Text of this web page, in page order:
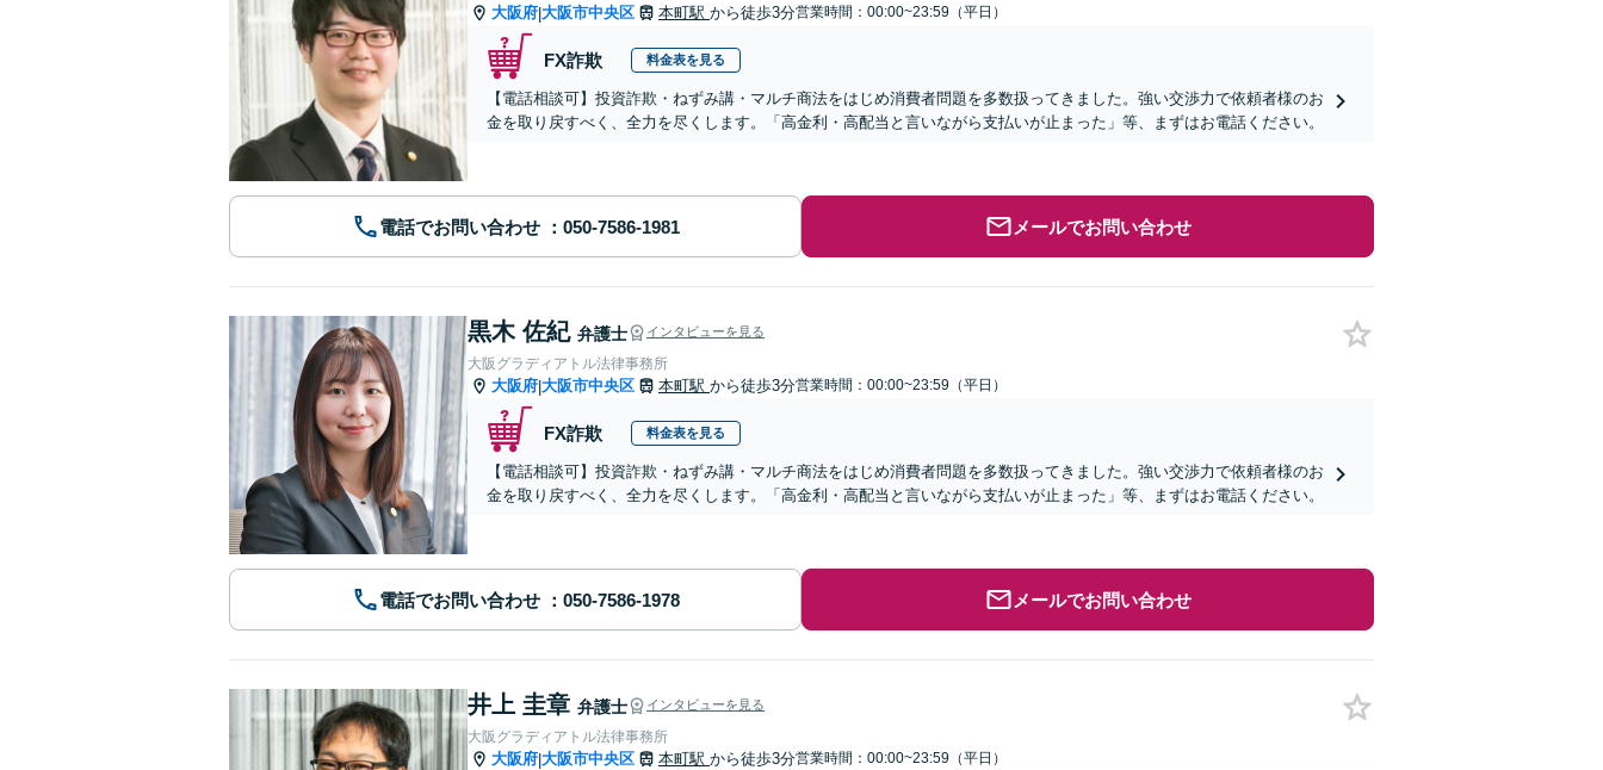
大阪府|大阪市中央区 本町駅 から徒歩3分営業時間：00:00~23:59（平日）
FX詐欺 料金表を見る
【電話相談可】投資詐欺・ねずみ講・マルチ商法をはじめ消費者問題を多数扱ってきました。強い交渉力で依頼者様のお
金を取り戻すべく、全力を尽くします。「高金利・高配当と言いながら支払いが止まった」等、まずはお電話ください。
電話でお問い合わせ メールでお問い合わせ
黒木 佐紀 弁護士 インタビューを見る
大阪グラディアトル法律事務所
大阪府|大阪市中央区 本町駅 から徒歩3分営業時間：00:00~23:59（平日）
FX詐欺 料金表を見る
【電話相談可】投資詐欺・ねずみ講・マルチ商法をはじめ消費者問題を多数扱ってきました。強い交渉力で依頼者様のお
金を取り戻すべく、全力を尽くします。「高金利・高配当と言いながら支払いが止まった」等、まずはお電話ください。
電話でお問い合わせ メールでお問い合わせ
井上 圭章 弁護士 インタビューを見る
大阪グラディアトル法律事務所
大阪府|大阪市中央区 本町駅 から徒歩3分営業時間：00:00~23:59（平日）